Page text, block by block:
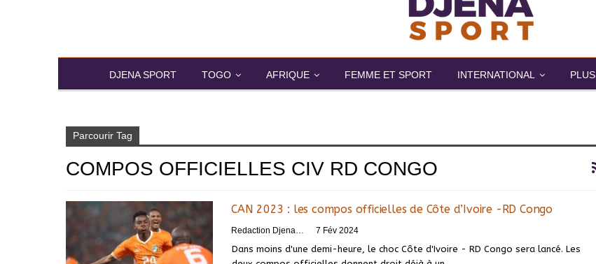
DJENA SPORT TOGO AFRIQUE FEMME ET SPORT INTERNATIONAL PLUS
Parcourir Tag
COMPOS OFFICIELLES CIV RD CONGO
CAN 2023 : les compos officielles de Côte d’Ivoire -RD Congo
7 Fév 2024
Dans moins d'une demi-heure, le choc Côte d'Ivoire - RD Congo sera lancé. Les